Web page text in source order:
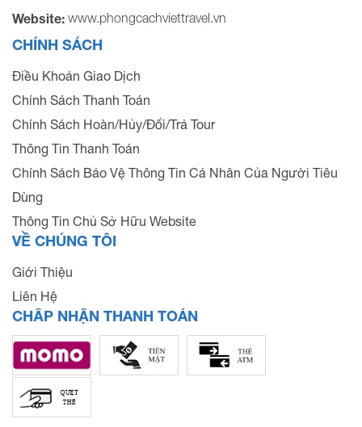
Website: www.phongcachviettravel.vn
CHÍNH SÁCH
Điều Khoản Giao Dịch
Chính Sách Thanh Toán
Chính Sách Hoàn/Hủy/Đổi/Trả Tour
Thông Tin Thanh Toán
Chính Sách Bảo Vệ Thông Tin Cá Nhân Của Người Tiêu
Dùng
Thông Tin Chủ Sở Hữu Website
VỀ CHÚNG TÔI
Giới Thiệu
Liên Hệ
CHẤP NHẬN THANH TOÁN